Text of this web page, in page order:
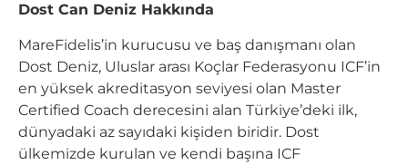
Dost Can Deniz Hakkında
MareFidelis’in kurucusu ve baş danışmanı olan
Dost Deniz, Uluslar arası Koçlar Federasyonu ICF’in
en yüksek akreditasyon seviyesi olan Master
Certified Coach derecesini alan Türkiye’deki ilk,
dünyadaki az sayıdaki kişiden biridir. Dost
ülkemizde kurulan ve kendi başına ICF